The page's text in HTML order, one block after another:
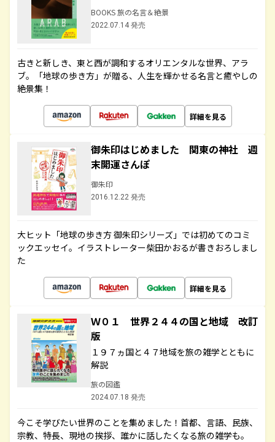
BOOKS 旅の名言＆絶景
2022.07.14 発売
古きと新しき、東と西が調和するオリエンタルな世界、アラ
ブ。「地球の歩き方」が贈る、人生を輝かせる名言と癒やしの
絶景集！
詳細を見る
御朱印はじめました 関東の神社 週
末開運さんぽ
御朱印
2016.12.22 発売
大ヒット「地球の歩き方 御朱印シリーズ」では初めてのコミ
ックエッセイ。イラストレーター柴田かおるが書きおろしまし
た
詳細を見る
Ｗ０１ 世界２４４の国と地域 改訂
版
１９７ヵ国と４７地域を旅の雑学とともに
解説
旅の図鑑
2024.07.18 発売
今こそ学びたい世界のことを集めました！首都、言語、民族、
宗教、特長、現地の挨拶、誰かに話したくなる旅の雑学も。